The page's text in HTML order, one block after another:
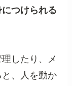
つけられる
したり、メ
、人を動か